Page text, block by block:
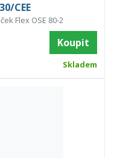
CEE
Flex OSE 80-2
Koupit
Skladem